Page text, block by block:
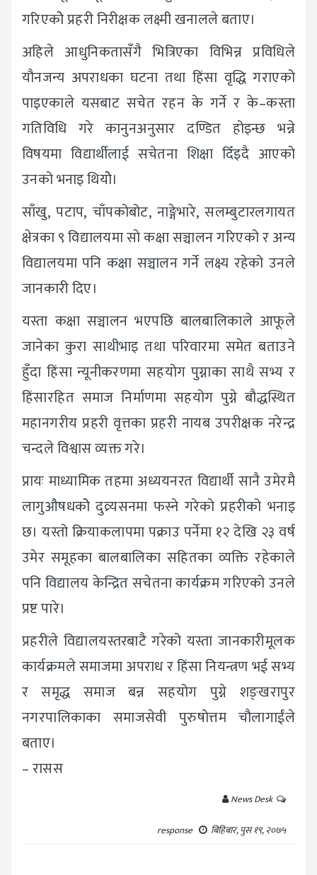
गरिएकोे प्रहरी निरीक्षक लक्ष्मी खनालले बताए।
अहिले आधुनिकतासँगै भित्रिएका विभिन्न प्रविधिले
यौनजन्य अपराधका घटना तथा हिंसा वृद्धि गराएको
पाइएकाले यसबाट सचेत रहन के गर्ने र के–कस्ता
गतिविधि गरे कानुनअनुसार दण्डित होइन्छ भन्ने
विषयमा विद्यार्थीलाई सचेतना शिक्षा दिँइदै आएको
उनको भनाइ थियोे।
साँखु, पटाप, चाँपकोबोट, नाङ्गेभारे, सलम्बुटारलगायत
क्षेत्रका ९ विद्यालयमा सो कक्षा सञ्चालन गरिएको र अन्य
विद्यालयमा पनि कक्षा सञ्चालन गर्ने लक्ष्य रहेको उनले
जानकारी दिए।
यस्ता कक्षा सञ्चालन भएपछि बालबालिकाले आफूले
जानेका कुरा साथीभाइ तथा परिवारमा समेत बताउने
हुँदा हिंसा न्यूनीकरणमा सहयोग पुग्नाका साथै सभ्य र
हिंसारहित समाज निर्माणमा सहयोग पुग्ने बौद्धस्थित
महानगरीय प्रहरी वृत्तका प्रहरी नायब उपरीक्षक नरेन्द्र
चन्दले विश्वास व्यक्त गरे।
प्रायः माध्यामिक तहमा अध्ययनरत विद्यार्थी सानै उमेरमै
लागुऔषधकोे दुव्र्यसनमा फस्ने गरेको प्रहरीको भनाइ
छ। यस्तो क्रियाकलापमा पक्राउ पर्नेमा १२ देखि २३ वर्ष
उमेर समूहका बालबालिका सहितका व्यक्ति रहेकाले
पनि विद्यालय केन्द्रित सचेतना कार्यक्रम गरिएको उनले
प्रष्ट पारे।
प्रहरीले विद्यालयस्तरबाटै गरेको यस्ता जानकारीमूलक
कार्यक्रमले समाजमा अपराध र हिंसा नियन्त्रण भई सभ्य
र समृद्ध समाज बन्न सहयोग पुग्ने शङ्खरापुर
नगरपालिकाका समाजसेवी पुरुषोत्तम चौलागाईंले
बताए।
– रासस
News Desk
response
बिहिबार, पुस १९, २०७५